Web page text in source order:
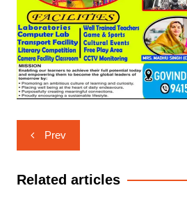
Post
navigation
Prev
Related articles